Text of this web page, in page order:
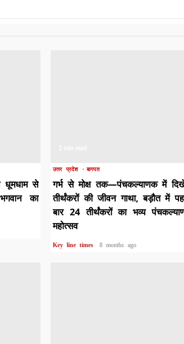
धूमधाम से
का
उत्तर प्रदेश बागपत
गर्भ से मोक्ष तक—पंचकल्याणक में
तीर्थंकरों की जीवन गाथा, बड़ौत में
बार 24 तीर्थंकरों का भव्य
महोत्सव
Key line times 8 months ago